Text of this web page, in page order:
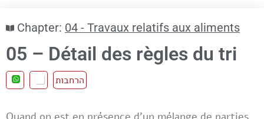
Chapter: 04 - Travaux relatifs aux aliments
05 – Détail des règles du tri
הרחבות